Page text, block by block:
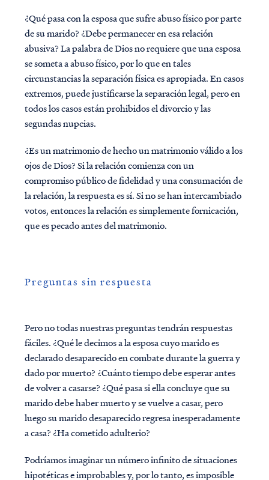
¿Qué pasa con la esposa que sufre abuso físico por parte
de su marido? ¿Debe permanecer en esa relación
abusiva? La palabra de Dios no requiere que una esposa
se someta a abuso físico, por lo que en tales
circunstancias la separación física es apropiada. En casos
extremos, puede justificarse la separación legal, pero en
todos los casos están prohibidos el divorcio y las
segundas nupcias.
¿Es un matrimonio de hecho un matrimonio válido a los
ojos de Dios? Si la relación comienza con un
compromiso público de fidelidad y una consumación de
la relación, la respuesta es sí. Si no se han intercambiado
votos, entonces la relación es simplemente fornicación,
que es pecado antes del matrimonio.
Preguntas sin respuesta
Pero no todas nuestras preguntas tendrán respuestas
fáciles. ¿Qué le decimos a la esposa cuyo marido es
declarado desaparecido en combate durante la guerra y
dado por muerto? ¿Cuánto tiempo debe esperar antes
de volver a casarse? ¿Qué pasa si ella concluye que su
marido debe haber muerto y se vuelve a casar, pero
luego su marido desaparecido regresa inesperadamente
a casa? ¿Ha cometido adulterio?
Podríamos imaginar un número infinito de situaciones
hipotéticas e improbables y, por lo tanto, es imposible